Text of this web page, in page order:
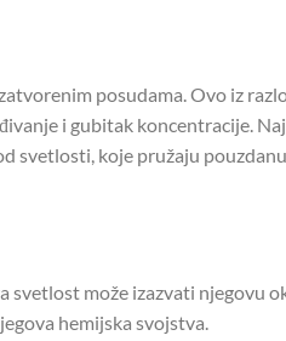
posudama. Ovo iz
i gubitak koncentracije.
svetlosti, koje pružaju
može izazvati njegovu
hemijska svojstva.